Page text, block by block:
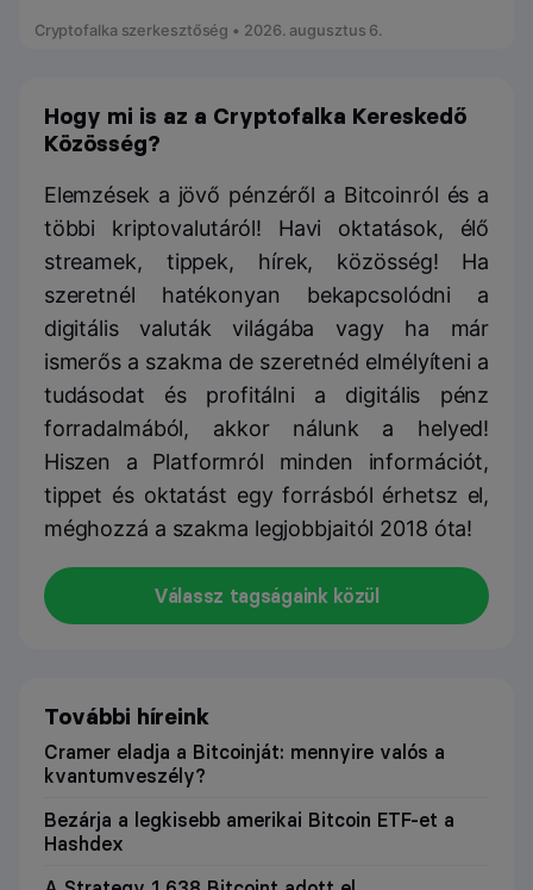
Cryptofalka szerkesztőség • 2026. augusztus 6.
Hogy mi is az a Cryptofalka Kereskedő
Közösség?
Elemzések a jövő pénzéről a Bitcoinról és a
többi kriptovalutáról! Havi oktatások, élő
streamek, tippek, hírek, közösség! Ha
szeretnél hatékonyan bekapcsolódni a
digitális valuták világába vagy ha már
ismerős a szakma de szeretnéd elmélyíteni a
tudásodat és profitálni a digitális pénz
forradalmából, akkor nálunk a helyed!
Hiszen a Platformról minden információt,
tippet és oktatást egy forrásból érhetsz el,
méghozzá a szakma legjobbjaitól 2018 óta!
Válassz tagságaink közül
További híreink
Cramer eladja a Bitcoinját: mennyire valós a
kvantumveszély?
Bezárja a legkisebb amerikai Bitcoin ETF-et a
Hashdex